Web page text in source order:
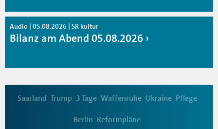
Audio | 05.08.2026 | SR kultur
Bilanz am Abend 05.08.2026
Saarland Trump 3 Tage Waffenruhe Ukraine Pflege
Berlin Reformpläne